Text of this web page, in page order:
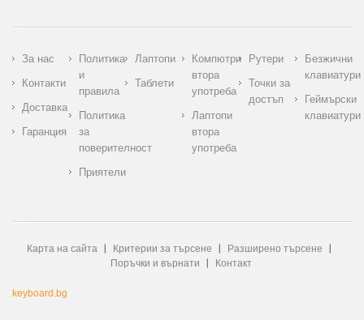
За нас
Контакти
Доставка
Гаранция
Политика
и
правила
Политика
за
поверителност
Приятели
Лаптопи
Таблети
Компютри
втора
употреба
Лаптопи
втора
употреба
Рутери
Точки за
достъп
Безжични
клавиатури
Геймърски
клавиатури
Карта на сайта Критерии за търсене
Разширено търсене
Поръчки и върнати
Контакт
keyboard.bg